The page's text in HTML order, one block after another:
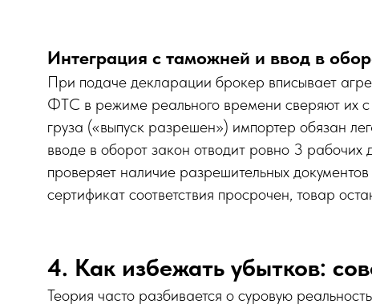
Интеграция с таможней и ввод в
При подаче декларации брокер вписывает
ФТС в режиме реального времени сверяют их
груза («выпуск разрешен») импортер обязан
вводе в оборот закон отводит ровно 3
проверяет наличие разрешительных
сертификат соответствия просрочен, товар
4. Как избежать убытков:
Теория часто разбивается о суровую